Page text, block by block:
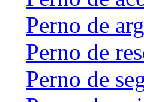
Perno de
Perno de
Perno de